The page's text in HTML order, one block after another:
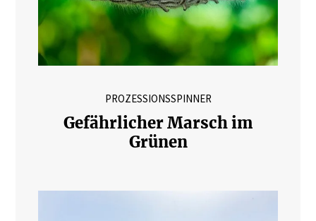
PROZESSIONSSPINNER
Gefährlicher Marsch im
Grünen